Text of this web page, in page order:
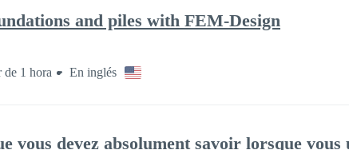
and piles with FEM-Design
de 1 hora En inglés
vous devez absolument savoir lorsque